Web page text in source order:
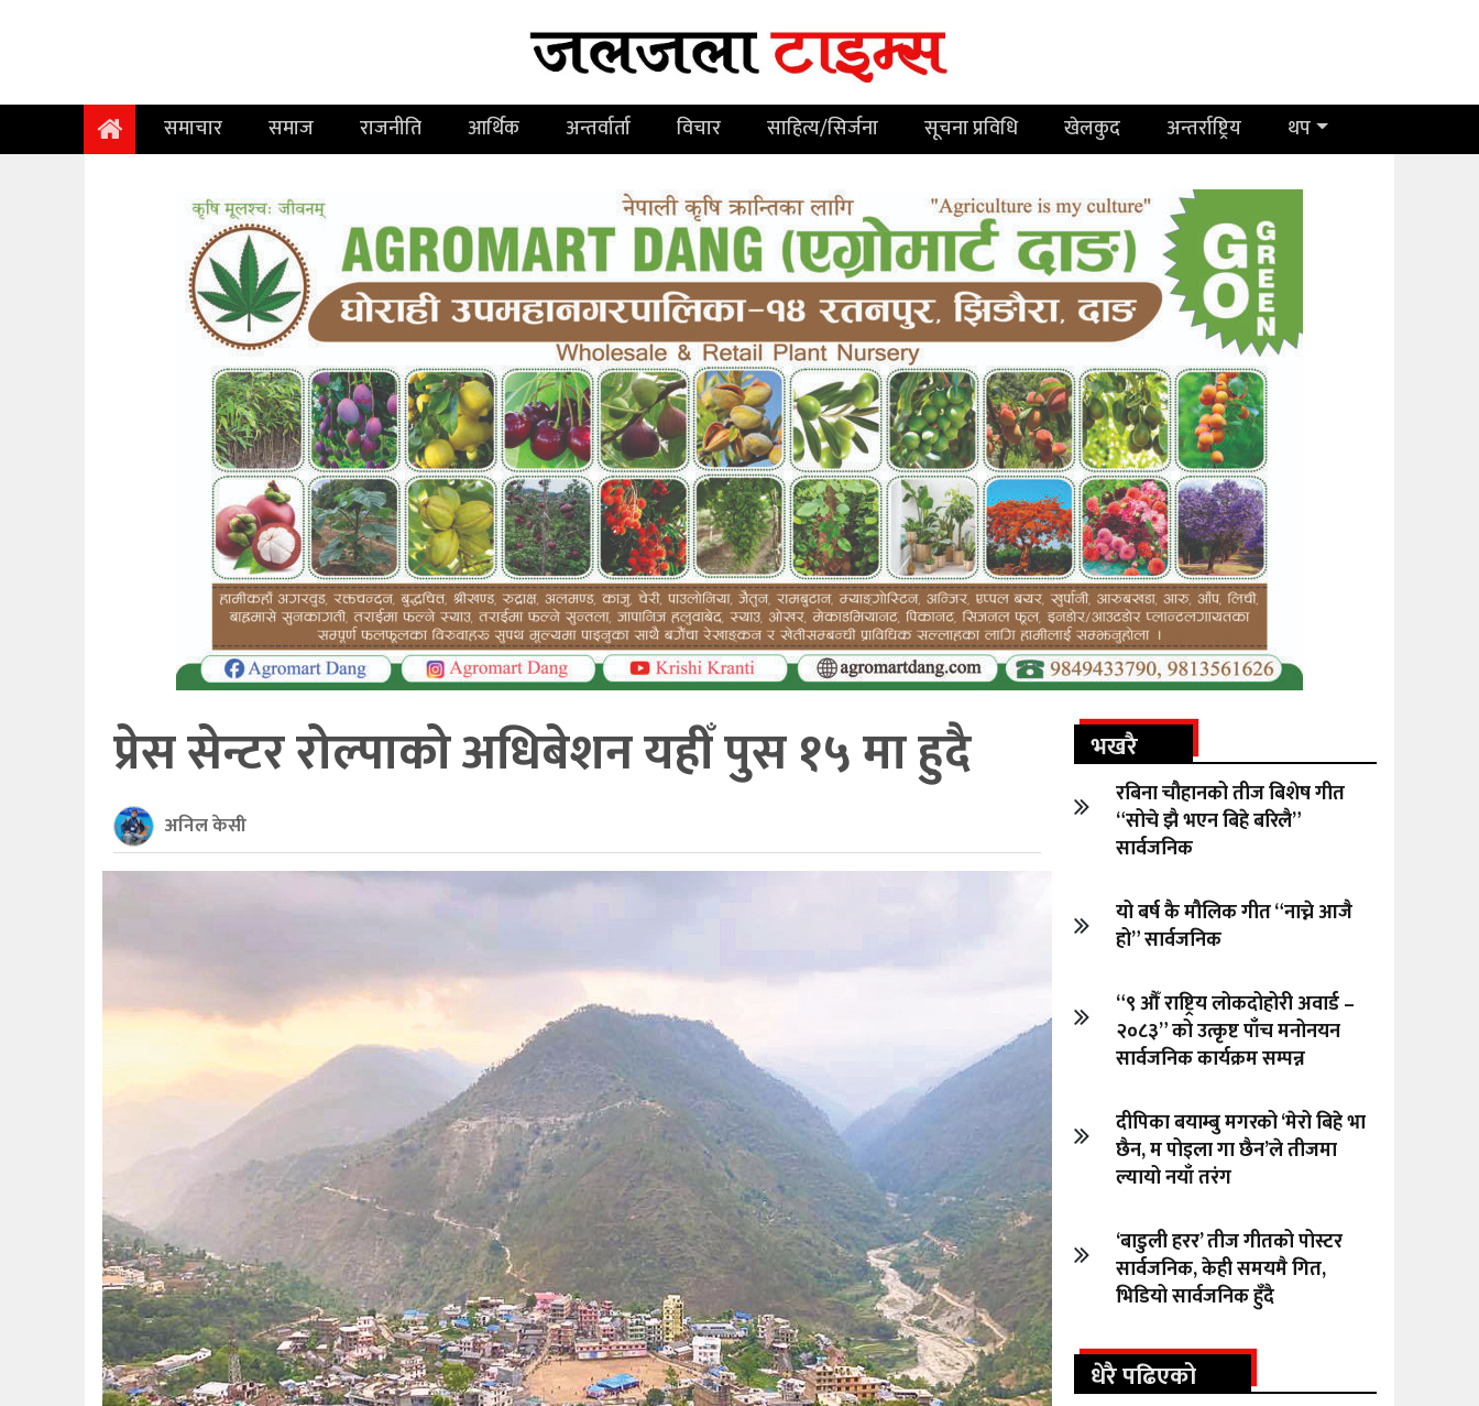
समाचार समाज राजनीति आर्थिक अन्तर्वार्ता विचार साहित्य/सिर्जना सूचना प्रविधि खेलकुद अन्तर्राष्ट्रिय थप
प्रेस सेन्टर रोल्पाको अधिबेशन यहीँ पुस १५ मा हुदै
अनिल केसी
भखरै
रबिना चौहानको तीज बिशेष गीत
“सोचे झै भएन बिहे बरिलै”
सार्वजनिक
यो बर्ष कै मौलिक गीत “नाच्ने आजै
हो” सार्वजनिक
“९ औँ राष्ट्रिय लोकदोहोरी अवार्ड –
२०८३” को उत्कृष्ट पाँच मनोनयन
सार्वजनिक कार्यक्रम सम्पन्न
दीपिका बयाम्बु मगरको ‘मेरो बिहे भा
छैन, म पोइला गा छैन’ले तीजमा
ल्यायो नयाँ तरंग
‘बाडुली हरर’ तीज गीतको पोस्टर
सार्वजनिक, केही समयमै गित,
भिडियो सार्वजनिक हुँदै
धेरै पढिएको